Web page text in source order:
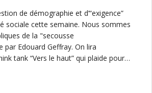
de démographie et d’“exigence”
sociale cette semaine. Nous sommes
de la "secousse
par Edouard Geffray. On lira
tank “Vers le haut” qui plaide pour…